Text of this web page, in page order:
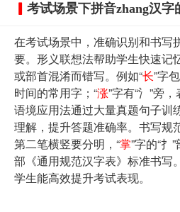
考试场景下拼音zhang汉字
在考试场景中，准确识别和书写
要。形义联想法帮助学生快速记
或部首混淆而错写。例如“长”字
时间的常用字；“涨”字有“氵”旁
语境应用法通过大量真题句子训
理解，提升答题准确率。书写规
第二笔横竖要分明，“掌”字的“扌
部《通用规范汉字表》标准书写
学生能高效提升考试表现。